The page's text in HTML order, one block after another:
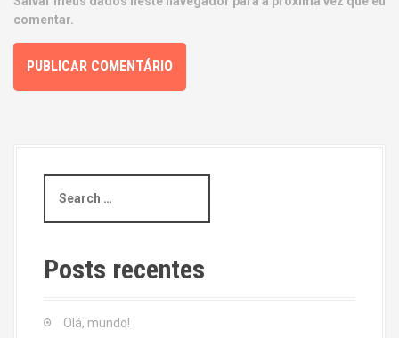
comentar.
a
c
h
Posts recentes
Olá, mundo!